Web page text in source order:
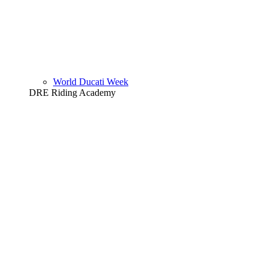
World Ducati Week
DRE Riding Academy